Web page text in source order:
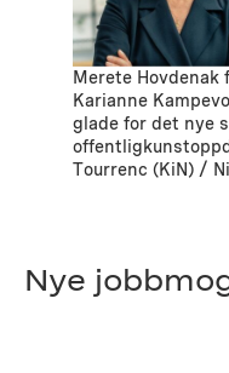
Merete Hovdenak
Karianne
glade for det nye
Tourrenc (KiN) /
Nye